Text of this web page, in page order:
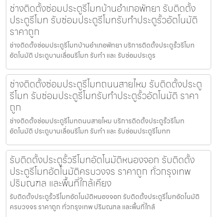
ช่างติดตั้งซ่อมประตูรีโมทบ้านอำเภอพัทยา รับติดตั้ง
ประตูรีโมท รับซ่อมประตูรีโมทรับทำประตูรั้วอัตโนมัติ
ราคาถูก
ช่างติดตั้งซ่อมประตูรีโมทบ้านอำเภอพัทยา บริการติดตั้งประตูรั้วรีโมท
อัตโนมัติ ประตูบานเลื่อนรีโมท รับทำ และ รับซ่อมประตูร
ช่างติดตั้งซ่อมประตูรีโมทถนนสายไหม รับติดตั้งประตู
รีโมท รับซ่อมประตูรีโมทรับทำประตูรั้วอัตโนมัติ ราคา
ถูก
ช่างติดตั้งซ่อมประตูรีโมทถนนสายไหม บริการติดตั้งประตูรั้วรีโมท
อัตโนมัติ ประตูบานเลื่อนรีโมท รับทำ และ รับซ่อมประตูรีโมทท
รับติดตั้งประตูรั้วรีโมทอัตโนมัติหนองจอก รับติดตั้ง
ประตูรีโมทอัตโนมัติครบวงจร ราคาถูก ทั่วกรุงเทพ
ปริมณฑล และพื้นที่ใกล้เคียง
รับติดตั้งประตูรั้วรีโมทอัตโนมัติหนองจอก รับติดตั้งประตูรีโมทอัตโนมัติ
ครบวงจร ราคาถูก ทั่วกรุงเทพ ปริมณฑล และพื้นที่ใกล้